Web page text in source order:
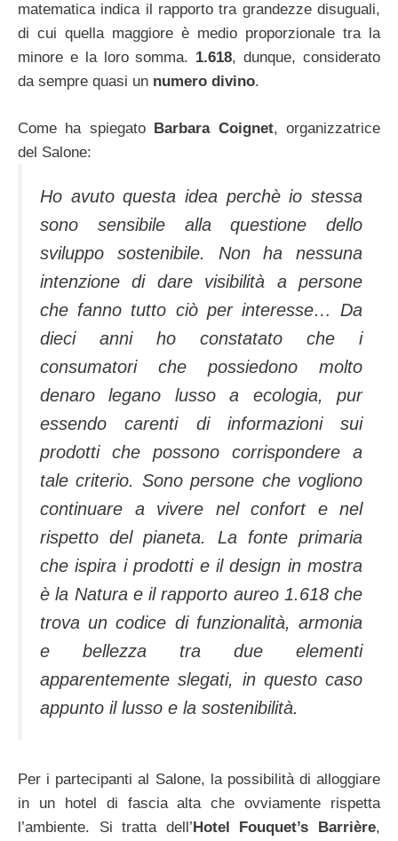
matematica indica il rapporto tra grandezze disuguali,
di cui quella maggiore è medio proporzionale tra la
minore e la loro somma. 1.618, dunque, considerato
da sempre quasi un numero divino.
Come ha spiegato Barbara Coignet, organizzatrice
del Salone:
Ho avuto questa idea perchè io stessa
sono sensibile alla questione dello
sviluppo sostenibile. Non ha nessuna
intenzione di dare visibilità a persone
che fanno tutto ciò per interesse… Da
dieci anni ho constatato che i
consumatori che possiedono molto
denaro legano lusso a ecologia, pur
essendo carenti di informazioni sui
prodotti che possono corrispondere a
tale criterio. Sono persone che vogliono
continuare a vivere nel confort e nel
rispetto del pianeta. La fonte primaria
che ispira i prodotti e il design in mostra
è la Natura e il rapporto aureo 1.618 che
trova un codice di funzionalità, armonia
e bellezza tra due elementi
apparentemente slegati, in questo caso
appunto il lusso e la sostenibilità.
Per i partecipanti al Salone, la possibilità di alloggiare
in un hotel di fascia alta che ovviamente rispetta
l’ambiente. Si tratta dell’Hotel Fouquet’s Barrière,